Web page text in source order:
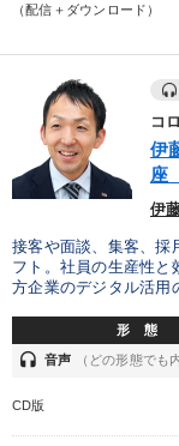
（配信＋ダウンロード）
コ
伊
座
伊
接客や面談、集客、
フト。社員の生産性と
方企業のデジタル活用
形 態
headset 音声 （どの形態でも
CD版